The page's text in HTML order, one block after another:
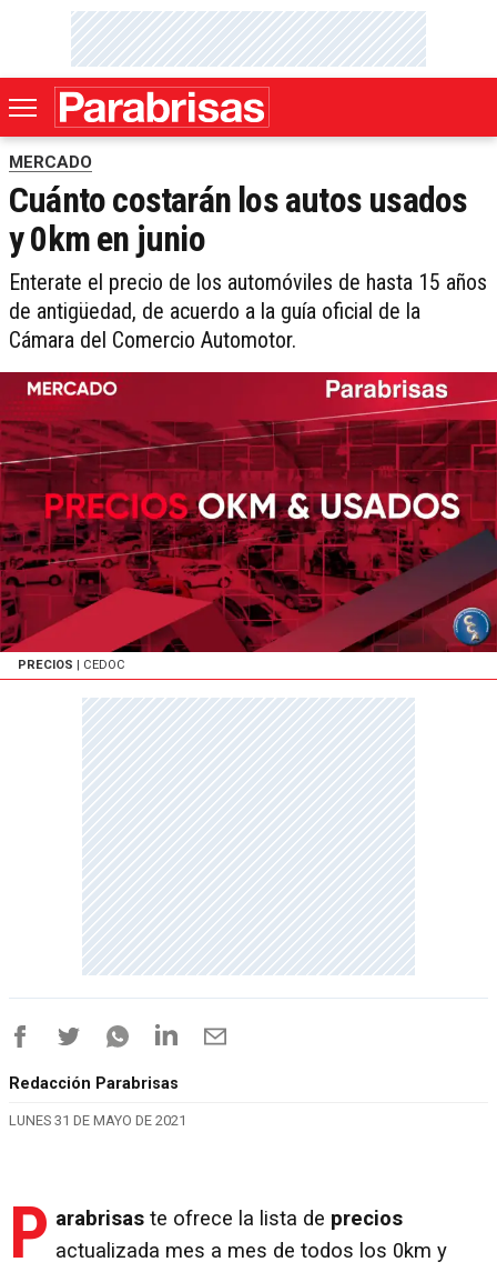
MERCADO
Cuánto costarán los autos usados
y 0km en junio
Enterate el precio de los automóviles de hasta 15 años
de antigüedad, de acuerdo a la guía oficial de la
Cámara del Comercio Automotor.
PRECIOS | CEDOC
Redacción Parabrisas
LUNES 31 DE MAYO DE 2021
P arabrisas te ofrece la lista de precios
actualizada mes a mes de todos los 0km y